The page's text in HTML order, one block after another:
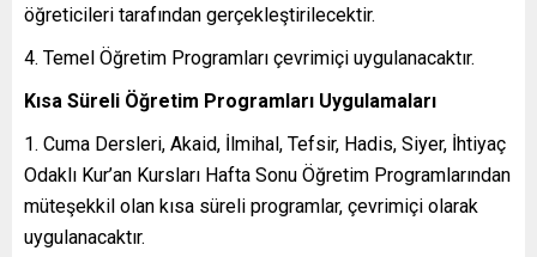
öğreticileri tarafından gerçekleştirilecektir.
Temel Öğretim Programları çevrimiçi uygulanacaktır.
Kısa Süreli Öğretim Programları Uygulamaları
Cuma Dersleri, Akaid, İlmihal, Tefsir, Hadis, Siyer, İhtiyaç
Odaklı Kur’an Kursları Hafta Sonu Öğretim Programlarından
müteşekkil olan kısa süreli programlar, çevrimiçi olarak
uygulanacaktır.